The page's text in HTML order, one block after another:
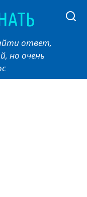
ответ,
но очень